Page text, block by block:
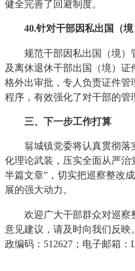
健全完善了回避制度。
40.针对干部因私出国（境
规范干部因私出国（境）
及离休退休干部出国（境）
格外出审批，专人负责证件
程序，有效强化了对干部的管
三、下一步工作打算
翁城镇党委将认真贯彻落
化理论武装，压实全面从严
半篇文章”，切实把巡察整改
展的强大动力。
欢迎广大干部群众对巡察
意见建议，请及时向我们反映
政编码：512627；电子邮箱：